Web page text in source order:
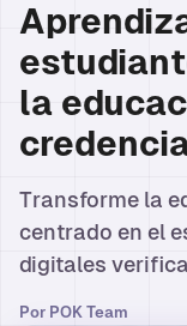
la
Transforme la
centrado en el
digitales
Por POK Team